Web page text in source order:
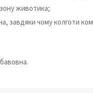
животика;
завдяки чому колготи